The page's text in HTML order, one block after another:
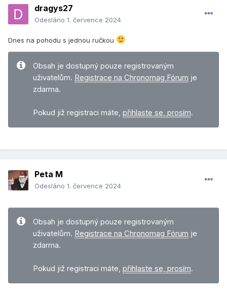
dragys27
Odesláno 1. července 2024
Dnes na pohodu s jednou ručkou
Obsah je dostupný pouze registrovaným
uživatelům. Registrace na Chronomag Fórum je
zdarma.
Pokud již registraci máte, přihlaste se, prosím.
Peta M
Odesláno 1. července 2024
Obsah je dostupný pouze registrovaným
uživatelům. Registrace na Chronomag Fórum je
zdarma.
Pokud již registraci máte, přihlaste se, prosím.